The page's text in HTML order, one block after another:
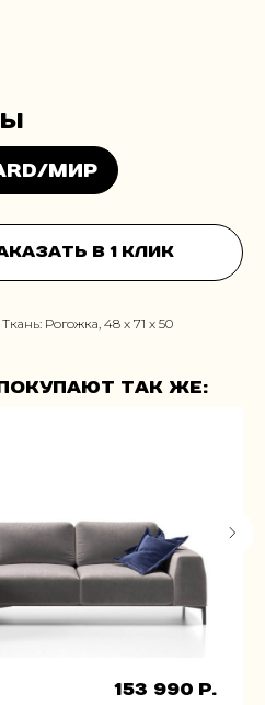
в 1 клик
Рогожка, 48 x 71 x 50
так же:
153 990 р.